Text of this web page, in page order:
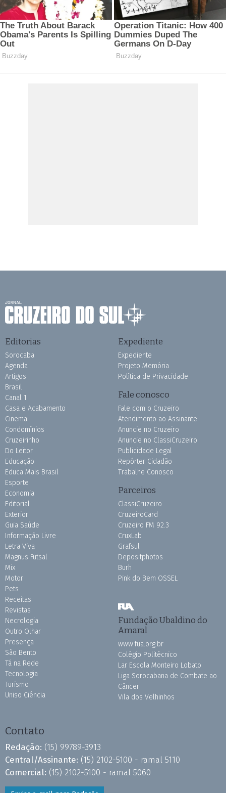
Editorias
Sorocaba
Agenda
Artigos
Brasil
Canal 1
Casa e Acabamento
Cinema
Condomínios
Cruzeirinho
Do Leitor
Educação
Educa Mais Brasil
Esporte
Economia
Editorial
Exterior
Guia Saúde
Informação Livre
Letra Viva
Magnus Futsal
Mix
Motor
Pets
Receitas
Revistas
Necrologia
Outro Olhar
Presença
São Bento
Tá na Rede
Tecnologia
Turismo
Uniso Ciência
Expediente
Expediente
Projeto Memória
Política de Privacidade
Fale conosco
Fale com o Cruzeiro
Atendimento ao Assinante
Anuncie no Cruzeiro
Anuncie no ClassiCruzeiro
Publicidade Legal
Repórter Cidadão
Trabalhe Conosco
Parceiros
ClassiCruzeiro
CruzeiroCard
Cruzeiro FM 92.3
CruxLab
Grafsul
Depositphotos
Burh
Pink do Bem OSSEL
Fundação Ubaldino do
Amaral
www.fua.org.br
Colégio Politécnico
Lar Escola Monteiro Lobato
Liga Sorocabana de Combate ao
Câncer
Vila dos Velhinhos
Contato
Redação: (15) 99789-3913
Central/Assinante: (15) 2102-5100 - ramal 5110
Comercial: (15) 2102-5100 - ramal 5060